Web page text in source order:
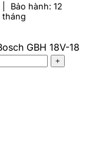
Bảo hành: 12
tháng
GBH 18V-18